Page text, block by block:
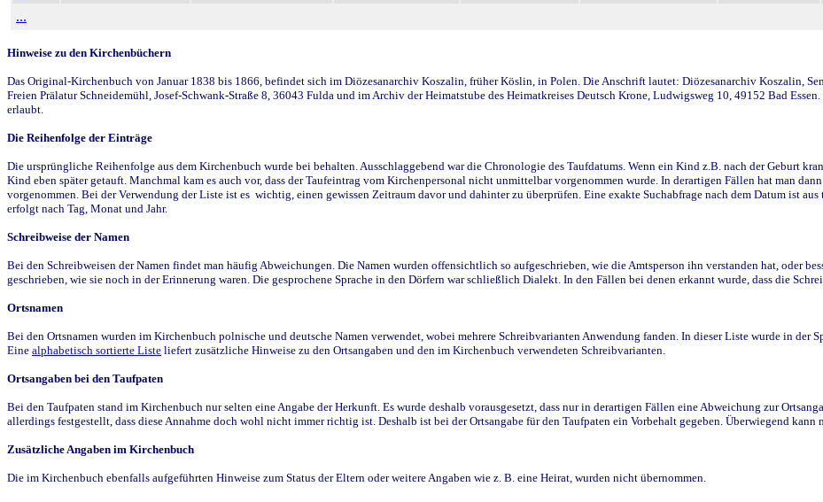
...
Hinweise zu den Kirchenbüchern
Das Original-Kirchenbuch von Januar 1838 bis 1866, befindet sich im Diözesanarchiv Koszalin, früher Köslin, in Polen. Die Anschrift lautet: Diözesanarchiv Koszalin,
Freien Prälatur Schneidemühl, Josef-Schwank-Straße 8, 36043 Fulda und im Archiv der Heimatstube des Heimatkreises Deutsch Krone, Ludwigsweg 10, 49152 Bad
erlaubt.
Die Reihenfolge der Einträge
Die ursprüngliche Reihenfolge aus dem Kirchenbuch wurde bei behalten. Ausschlaggebend war die Chronologie des Taufdatums. Wenn ein Kind z.B. nach der Geburt
Kind eben später getauft. Manchmal kam es auch vor, dass der Taufeintrag vom Kirchenpersonal nicht unmittelbar vorgenommen wurde. In derartigen Fällen hat man
vorgenommen. Bei der Verwendung der Liste ist es wichtig, einen gewissen Zeitraum davor und dahinter zu überprüfen. Eine exakte Suchabfrage nach dem Datum ist
erfolgt nach Tag, Monat und Jahr.
Schreibweise der Namen
Bei den Schreibweisen der Namen findet man häufig Abweichungen. Die Namen wurden offensichtlich so aufgeschrieben, wie die Amtsperson ihn verstanden hat, oder
geschrieben, wie sie noch in der Erinnerung waren. Die gesprochene Sprache in den Dörfern war schließlich Dialekt. In den Fällen bei denen erkannt wurde, dass die
Ortsnamen
Bei den Ortsnamen wurden im Kirchenbuch polnische und deutsche Namen verwendet, wobei mehrere Schreibvarianten Anwendung fanden. In dieser Liste wurde in der
Eine alphabetisch sortierte Liste liefert zusätzliche Hinweise zu den Ortsangaben und den im Kirchenbuch verwendeten Schreibvarianten.
Ortsangaben bei den Taufpaten
Bei den Taufpaten stand im Kirchenbuch nur selten eine Angabe der Herkunft. Es wurde deshalb vorausgesetzt, dass nur in derartigen Fällen eine Abweichung zur
allerdings festgestellt, dass diese Annahme doch wohl nicht immer richtig ist. Deshalb ist bei der Ortsangabe für den Taufpaten ein Vorbehalt gegeben. Überwiegend kann
Zusätzliche Angaben im Kirchenbuch
Die im Kirchenbuch ebenfalls aufgeführten Hinweise zum Status der Eltern oder weitere Angaben wie z. B. eine Heirat, wurden nicht übernommen.